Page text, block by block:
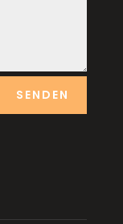
SENDEN